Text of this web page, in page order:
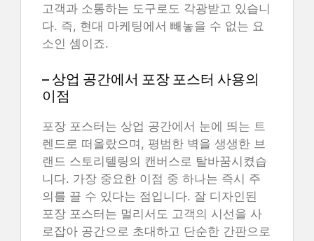
고객과 소통하는 도구로도 각광받고 있습니
다. 즉, 현대 마케팅에서 빼놓을 수 없는 요
소인 셈이죠.
– 상업 공간에서 포장 포스터 사용의
이점
포장 포스터는 상업 공간에서 눈에 띄는 트
렌드로 떠올랐으며, 평범한 벽을 생생한 브
랜드 스토리텔링의 캔버스로 탈바꿈시켰습
니다. 가장 중요한 이점 중 하나는 즉시 주
의를 끌 수 있다는 점입니다. 잘 디자인된
포장 포스터는 멀리서도 고객의 시선을 사
로잡아 공간으로 초대하고 단순한 간판으로